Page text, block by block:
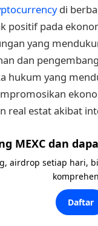
di
positif pada
yang
dan
hukum yang
real estat akibat
MEXC dan
airdrop setiap hari,
Daftar